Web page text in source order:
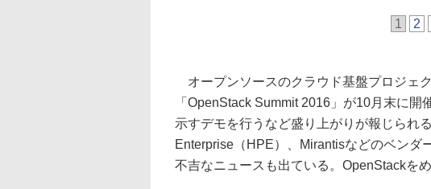
1 2
オープンソースのクラウド基盤プロジェ
「OpenStack Summit 2016」が10月末に
示すデモを行うなど盛り上がりが報じられ
Enterprise（HPE）、Mirantisなどのベンダ
不吉なニュースも出ている。OpenStackを